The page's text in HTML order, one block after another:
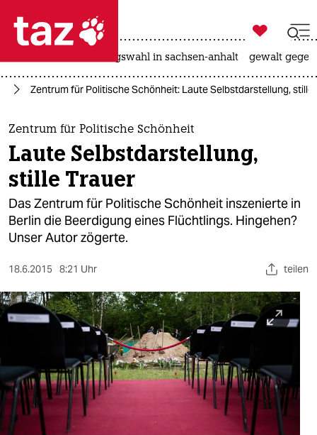
 taz zahl ich
taz zahl ich
themen
politik
öko
gesellschaft
sport
berlin
wahrheit
verlag

taz zahl ich
landtagswahl in sachsen-anhalt gewalt
Zentrum für Politische Schönheit: Laute Selbstdarstellung, stille
Zentrum für Politische Schönheit
Laute Selbstdarstellung,
stille Trauer
Das Zentrum für Politische Schönheit inszenierte in
Berlin die Beerdigung eines Flüchtlings. Hingehen?
Unser Autor zögerte.
18.6.2015 8:21 Uhr teilen